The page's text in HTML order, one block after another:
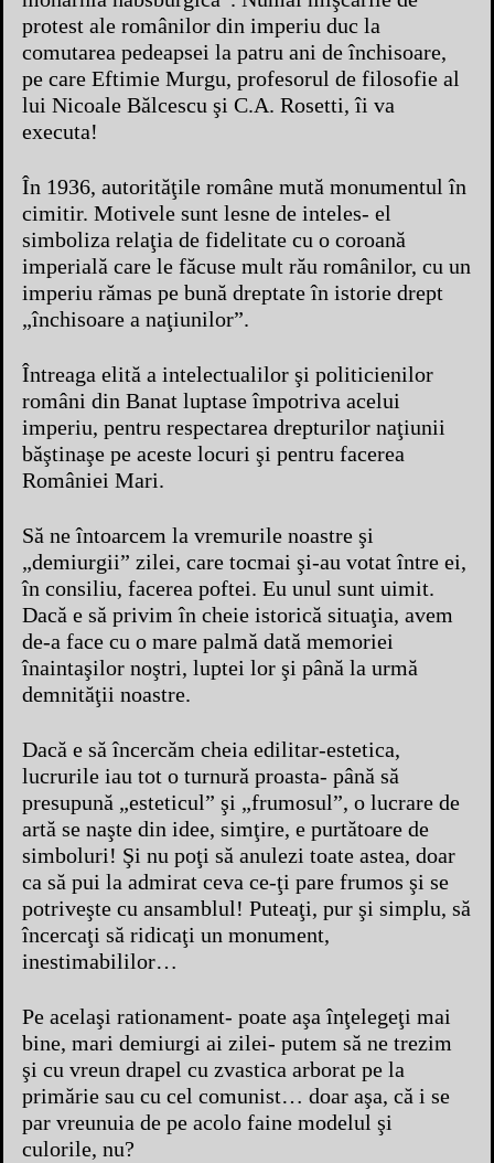
protest ale românilor din imperiu duc la
comutarea pedeapsei la patru ani de închisoare,
pe care Eftimie Murgu, profesorul de filosofie al
lui Nicoale Bălcescu şi C.A. Rosetti, îi va
executa!
În 1936, autorităţile române mută monumentul în
cimitir. Motivele sunt lesne de inteles- el
simboliza relaţia de fidelitate cu o coroană
imperială care le făcuse mult rău românilor, cu un
imperiu rămas pe bună dreptate în istorie drept
„închisoare a naţiunilor”.
Întreaga elită a intelectualilor şi politicienilor
români din Banat luptase împotriva acelui
imperiu, pentru respectarea drepturilor naţiunii
băştinaşe pe aceste locuri şi pentru facerea
României Mari.
Să ne întoarcem la vremurile noastre şi
„demiurgii” zilei, care tocmai şi-au votat între ei,
în consiliu, facerea poftei. Eu unul sunt uimit.
Dacă e să privim în cheie istorică situaţia, avem
de-a face cu o mare palmă dată memoriei
înaintaşilor noştri, luptei lor şi până la urmă
demnităţii noastre.
Dacă e să încercăm cheia edilitar-estetica,
lucrurile iau tot o turnură proasta- până să
presupună „esteticul” şi „frumosul”, o lucrare de
artă se naşte din idee, simţire, e purtătoare de
simboluri! Şi nu poţi să anulezi toate astea, doar
ca să pui la admirat ceva ce-ţi pare frumos şi se
potriveşte cu ansamblul! Puteaţi, pur şi simplu, să
încercaţi să ridicaţi un monument,
inestimabililor…
Pe acelaşi rationament- poate aşa înţelegeţi mai
bine, mari demiurgi ai zilei- putem să ne trezim
şi cu vreun drapel cu zvastica arborat pe la
primărie sau cu cel comunist… doar aşa, că i se
par vreunuia de pe acolo faine modelul şi
culorile, nu?